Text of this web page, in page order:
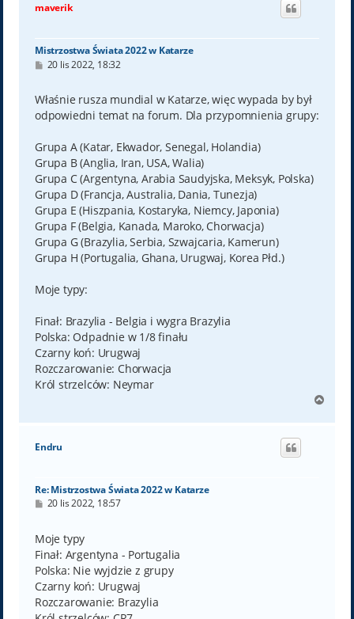
maverik
Mistrzostwa Świata 2022 w Katarze
P
t
20 lis 2022, 18:32
Właśnie rusza mundial w Katarze, więc wypada by był
odpowiedni temat na forum. Dla przypomnienia grupy:
Grupa A (Katar, Ekwador, Senegal, Holandia)
Grupa B (Anglia, Iran, USA, Walia)
Grupa C (Argentyna, Arabia Saudyjska, Meksyk, Polska)
Grupa D (Francja, Australia, Dania, Tunezja)
Grupa E (Hiszpania, Kostaryka, Niemcy, Japonia)
Grupa F (Belgia, Kanada, Maroko, Chorwacja)
Grupa G (Brazylia, Serbia, Szwajcaria, Kamerun)
Grupa H (Portugalia, Ghana, Urugwaj, Korea Płd.)
Moje typy:
Finał: Brazylia - Belgia i wygra Brazylia
Polska: Odpadnie w 1/8 finału
Czarny koń: Urugwaj
Rozczarowanie: Chorwacja
Król strzelców: Neymar
g
Endru
Re: Mistrzostwa Świata 2022 w Katarze
P
t
20 lis 2022, 18:57
Moje typy
Finał: Argentyna - Portugalia
Polska: Nie wyjdzie z grupy
Czarny koń: Urugwaj
Rozczarowanie: Brazylia